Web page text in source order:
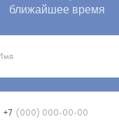
ближайшее время
+7